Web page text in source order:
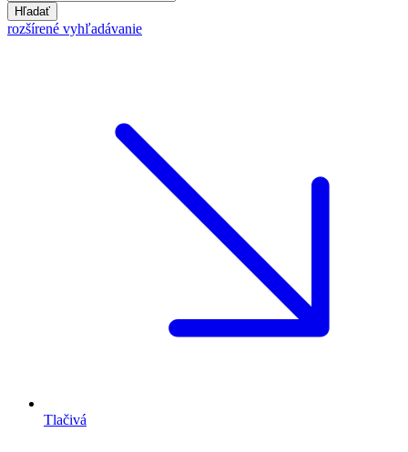
Hľadať
rozšírené vyhľadávanie
Tlačivá